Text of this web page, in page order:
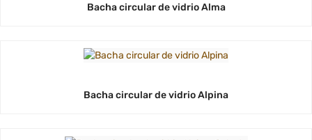
Bacha circular de vidrio Alma
Bacha circular de vidrio Alpina